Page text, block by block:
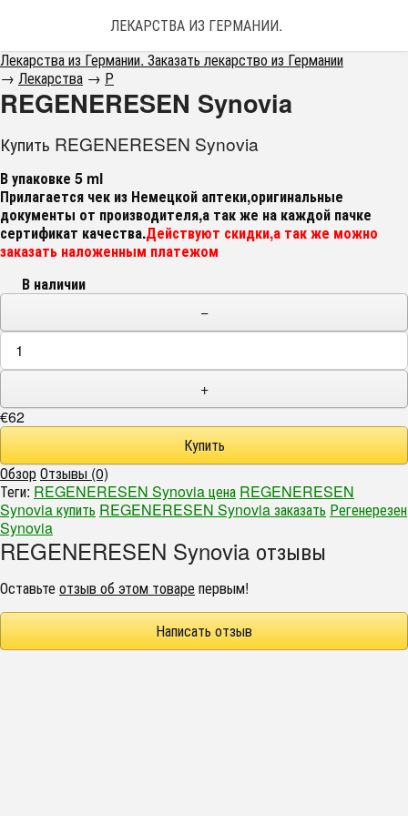
ЛЕКАРСТВА ИЗ ГЕРМАНИИ. ЗАКАЗАТЬ
Лекарства из Германии. Заказать лекарство из Германии
→ Лекарства → Р
REGENERESEN Synovia
Купить REGENERESEN Synovia
В упаковке 5 ml
Прилагается чек из Немецкой аптеки,оригинальные
документы от производителя,а так же на каждой пачке
сертификат качества.Действуют скидки,а так же можно
заказать наложенным платежом
В наличии
−
+
€62
ОбзорОтзывы (0)
Теги: REGENERESEN Synovia цена REGENERESEN
Synovia купить REGENERESEN Synovia заказать Регенерезен
Synovia
REGENERESEN Synovia отзывы
Оставьтеотзыв об этом товарепервым!
Написать отзыв